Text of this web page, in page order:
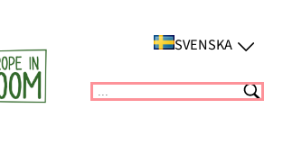
SVENSKA
Suchen